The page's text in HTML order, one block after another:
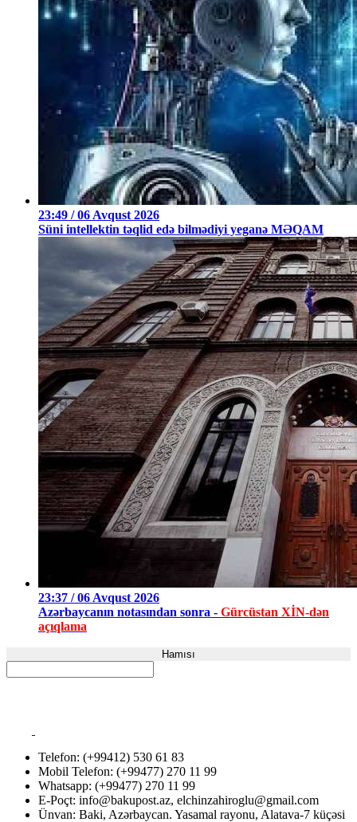
23:49 / 06 Avqust 2026
Süni intellektin təqlid edə bilmədiyi yeganə MƏQAM
23:37 / 06 Avqust 2026
Azərbaycanın notasından sonra - Gürcüstan XİN-dən
açıqlama
Hamısı
Telefon: (+99412) 530 61 83
Mobil Telefon: (+99477) 270 11 99
Whatsapp: (+99477) 270 11 99
E-Poçt: info@bakupost.az, elchinzahiroglu@gmail.com
Ünvan: Baki, Azərbaycan. Yasamal rayonu, Alatava-7 küçəsi